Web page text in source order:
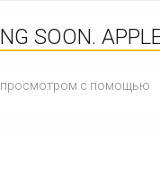
SOON.
просмотром с помощью